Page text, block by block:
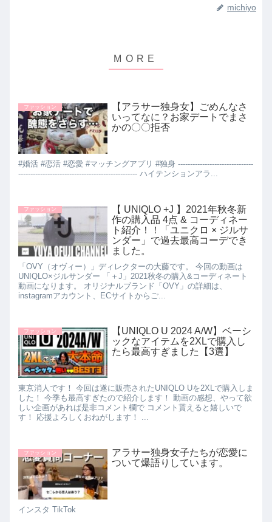
michiyo
ファッション
【アラサー独身女】ごめんなさ
いってなに？お家デートでまさ
かの〇〇拒否
#婚活 #恋活 #恋愛 #マッチングアプリ #独身 -------------------------------
------------------------------------------------- ハイテンションアラ...
ファッション
【 UNIQLO +J 】2021年秋冬新
作の購入品 4点 & コーディネー
ト紹介！！「ユニクロ × ジルサ
ンダー」で過去最高コーデでき
ました。
「OVY（オヴィー）」ディレクターの大藤です。 今回の動画は
UNIQLO×ジルサンダー 「＋J」2021秋冬の購入&コーディネート
動画になります。 オリジナルブランド「OVY」の詳細は、
instagramアカウント、ECサイトからご...
ファッション
【UNIQLO U 2024 A/W】ベーシ
ックなアイテムを2XLで購入し
たら最高すぎました【3選】
東京消人です！ 今回は遂に販売されたUNIQLO Uを2XLで購入しま
した！ 今季も最高すぎたので紹介します！ 動画の感想、やって欲
しい企画があれば是非コメント欄で コメント貰えると嬉しいで
す！ 応援よろしくおねがします！ ...
ファッション
アラサー独身女子たちが恋愛に
ついて爆語りしています。
インスタ TikTok